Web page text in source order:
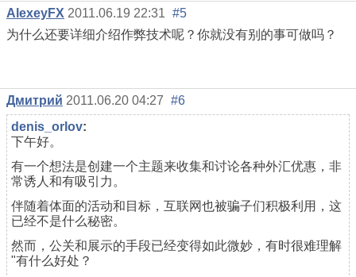
AlexeyFX 2011.06.19 22:31 #5
为什么还要详细介绍作弊技术呢？你就没有别的事可做吗？
Дмитрий 2011.06.20 04:27 #6
denis_orlov:
下午好。
有一个想法是创建一个主题来收集和讨论各种外汇优惠，非
常诱人和有吸引力。
伴随着体面的活动和目标，互联网也被骗子们积极利用，这
已经不是什么秘密。
然而，公关和展示的手段已经变得如此微妙，有时很难理解
"有什么好处？